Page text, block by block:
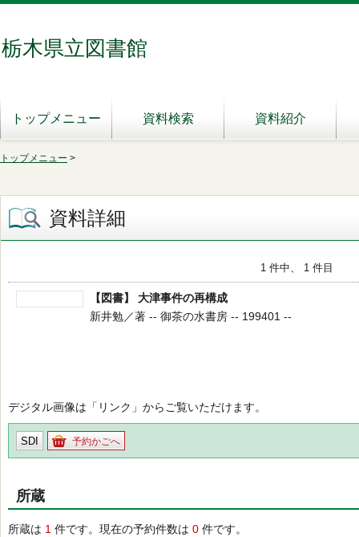
栃木県立図書館
トップメニュー 資料検索 資料紹介
トップメニュー >
資料詳細
1 件中、 1 件目
【図書】 大津事件の再構成
新井勉／著 -- 御茶の水書房 -- 199401 --
デジタル画像は「リンク」からご覧いただけます。
SDI 予約かごへ
所蔵
所蔵は 1 件です。現在の予約件数は 0 件です。